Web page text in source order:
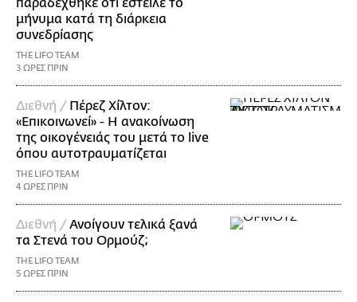
παραδέχθηκε ότι έστειλε το
μήνυμα κατά τη διάρκεια
συνεδρίασης
THE LIFO TEAM
3 ΩΡΕΣ ΠΡΙΝ
Διεθνή / Πέρεζ Χίλτον:
«Επικοινωνεί» - Η ανακοίνωση
της οικογένειάς του μετά το live
όπου αυτοτραυματίζεται
THE LIFO TEAM
4 ΩΡΕΣ ΠΡΙΝ
Διεθνή /Ανοίγουν τελικά ξανά
τα Στενά του Ορμούζ;
THE LIFO TEAM
5 ΩΡΕΣ ΠΡΙΝ